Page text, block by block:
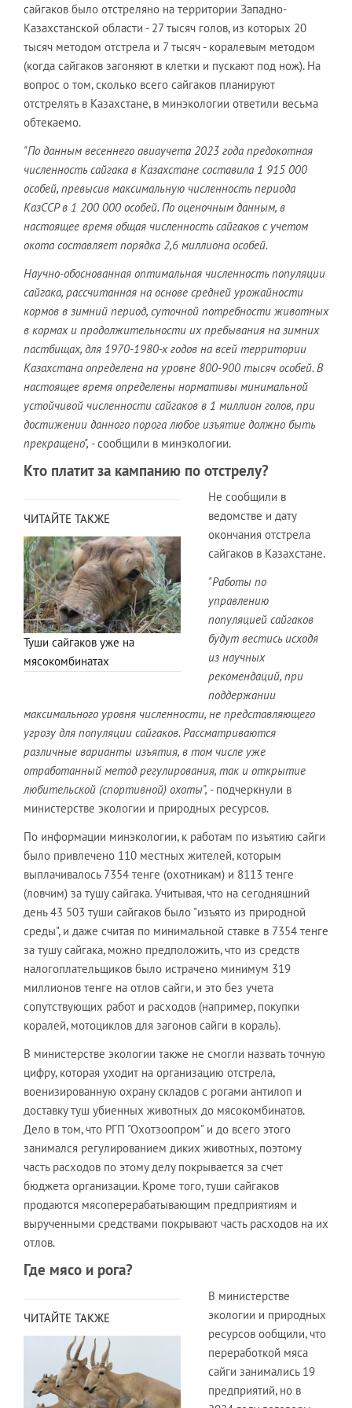
сайгаков было отстреляно на территории Западно-
Казахстанской области - 27 тысяч голов, из которых 20
тысяч методом отстрела и 7 тысяч - коралевым методом
(когда сайгаков загоняют в клетки и пускают под нож). На
вопрос о том, сколько всего сайгаков планируют
отстрелять в Казахстане, в минэкологии ответили весьма
обтекаемо.
"По данным весеннего авиаучета 2023 года предокотная
численность сайгака в Казахстане составила 1 915 000
особей, превысив максимальную численность периода
КазССР в 1 200 000 особей. По оценочным данным, в
настоящее время общая численность сайгаков с учетом
окота составляет порядка 2,6 миллиона особей.
Научно-обоснованная оптимальная численность популяции
сайгака, рассчитанная на основе средней урожайности
кормов в зимний период, суточной потребности животных
в кормах и продолжительности их пребывания на зимних
пастбищах, для 1970-1980-х годов на всей территории
Казахстана определена на уровне 800-900 тысяч особей. В
настоящее время определены нормативы минимальной
устойчивой численности сайгаков в 1 миллион голов, при
достижении данного порога любое изъятие должно быть
прекращено", - сообщили в минэкологии.
Кто платит за кампанию по отстрелу?
ЧИТАЙТЕ ТАКЖЕ
Туши сайгаков уже на
мясокомбинатах
Не сообщили в
ведомстве и дату
окончания отстрела
сайгаков в Казахстане.
"Работы по
управлению
популяцией сайгаков
будут вестись исходя
из научных
рекомендаций, при
поддержании
максимального уровня численности, не представляющего
угрозу для популяции сайгаков. Рассматриваются
различные варианты изъятия, в том числе уже
отработанный метод регулирования, так и открытие
любительской (спортивной) охоты", - подчеркнули в
министерстве экологии и природных ресурсов.
По информации минэкологии, к работам по изъятию сайги
было привлечено 110 местных жителей, которым
выплачивалось 7354 тенге (охотникам) и 8113 тенге
(ловчим) за тушу сайгака. Учитывая, что на сегодняшний
день 43 503 туши сайгаков было "изъято из природной
среды", и даже считая по минимальной ставке в 7354 тенге
за тушу сайгака, можно предположить, что из средств
налогоплательщиков было истрачено минимум 319
миллионов тенге на отлов сайги, и это без учета
сопутствующих работ и расходов (например, покупки
коралей, мотоциклов для загонов сайги в кораль).
В министерстве экологии также не смогли назвать точную
цифру, которая уходит на организацию отстрела,
военизированную охрану складов с рогами антилоп и
доставку туш убиенных животных до мясокомбинатов.
Дело в том, что РГП "Охотзоопром" и до всего этого
занимался регулированием диких животных, поэтому
часть расходов по этому делу покрывается за счет
бюджета организации. Кроме того, туши сайгаков
продаются мясоперерабатывающим предприятиям и
вырученными средствами покрывают часть расходов на их
отлов.
Где мясо и рога?
ЧИТАЙТЕ ТАКЖЕ
В министерстве
экологии и природных
ресурсов ообщили, что
переработкой мяса
сайги занимались 19
предприятий, но в